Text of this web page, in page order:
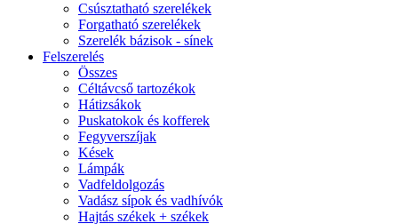
Csúsztatható szerelékek
Forgatható szerelékek
Szerelék bázisok - sínek
Felszerelés
Összes
Céltávcső tartozékok
Hátizsákok
Puskatokok és kofferek
Fegyverszíjak
Kések
Lámpák
Vadfeldolgozás
Vadász sípok és vadhívók
Hajtás székek + székek